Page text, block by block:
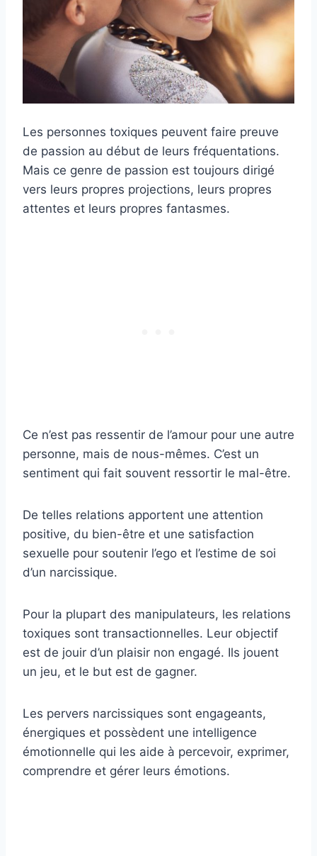
Les personnes toxiques peuvent faire preuve
de passion au début de leurs fréquentations.
Mais ce genre de passion est toujours dirigé
vers leurs propres projections, leurs propres
attentes et leurs propres fantasmes.
Ce n’est pas ressentir de l’amour pour une autre
personne, mais de nous-mêmes. C’est un
sentiment qui fait souvent ressortir le mal-être.
De telles relations apportent une attention
positive, du bien-être et une satisfaction
sexuelle pour soutenir l’ego et l’estime de soi
d’un narcissique.
Pour la plupart des manipulateurs, les relations
toxiques sont transactionnelles. Leur objectif
est de jouir d’un plaisir non engagé. Ils jouent
un jeu, et le but est de gagner.
Les pervers narcissiques sont engageants,
énergiques et possèdent une intelligence
émotionnelle qui les aide à percevoir, exprimer,
comprendre et gérer leurs émotions.